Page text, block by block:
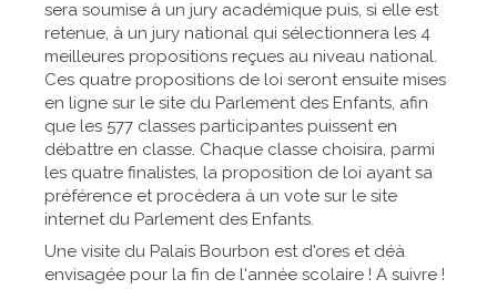
sera soumise à un jury académique puis, si elle est
retenue, à un jury national qui sélectionnera les 4
meilleures propositions reçues au niveau national.
Ces quatre propositions de loi seront ensuite mises
en ligne sur le site du Parlement des Enfants, afin
que les 577 classes participantes puissent en
débattre en classe. Chaque classe choisira, parmi
les quatre finalistes, la proposition de loi ayant sa
préférence et procèdera à un vote sur le site
internet du Parlement des Enfants.
Une visite du Palais Bourbon est d'ores et déà
envisagée pour la fin de l'année scolaire ! A suivre !